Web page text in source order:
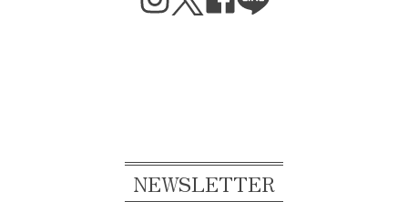
NEWSLETTER